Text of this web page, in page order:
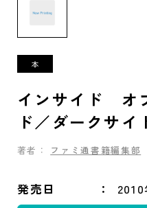
インサイド オ
ド／ダークサ
著者： ファミ通書籍編集部
発売日